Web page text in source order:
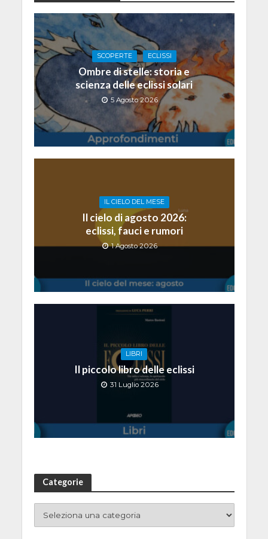
SCOPERTE ECLISSI
Ombre di stelle: storia e
scienza delle eclissi solari
5 Agosto 2026
IL CIELO DEL MESE
Il cielo di agosto 2026:
eclissi, fauci e rumori
1 Agosto 2026
LIBRI
Il piccolo libro delle eclissi
31 Luglio 2026
Categorie